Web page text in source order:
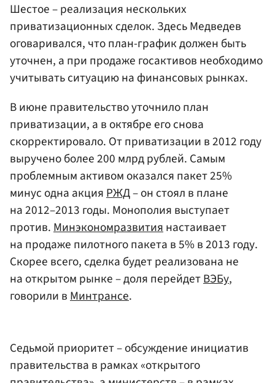
Шестое – реализация нескольких
приватизационных сделок. Здесь Медведев
оговаривался, что план-график должен быть
уточнен, а при продаже госактивов необходимо
учитывать ситуацию на финансовых рынках.
В июне правительство уточнило план
приватизации, а в октябре его снова
скорректировало. От приватизации в 2012 году
выручено более 200 млрд рублей. Самым
проблемным активом оказался пакет 25%
минус одна акция РЖД– он стоял в плане
на 2012–2013 годы. Монополия выступает
против. Минэкономразвития настаивает
на продаже пилотного пакета в 5% в 2013 году.
Скорее всего, сделка будет реализована не
на открытом рынке – доля перейдетВЭБу,
говорили в Минтрансе.
Седьмой приоритет – обсуждение инициатив
правительства в рамках «открытого